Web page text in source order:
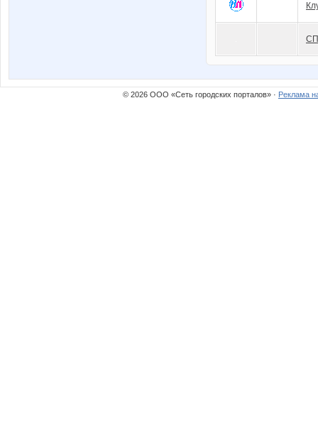
© 2026 ООО «Сеть городских порталов» · Реклама